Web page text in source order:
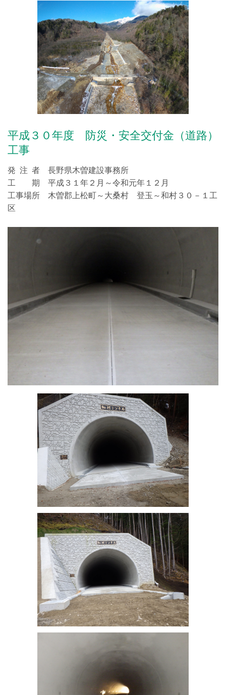
平成３０年度 防災・安全交付金（道路）
工事
発 注 者 長野県木曽建設事務所
工 期 平成３１年２月～令和元年１２月
工事場所 木曽郡上松町～大桑村 登玉～和村３０－１工
区